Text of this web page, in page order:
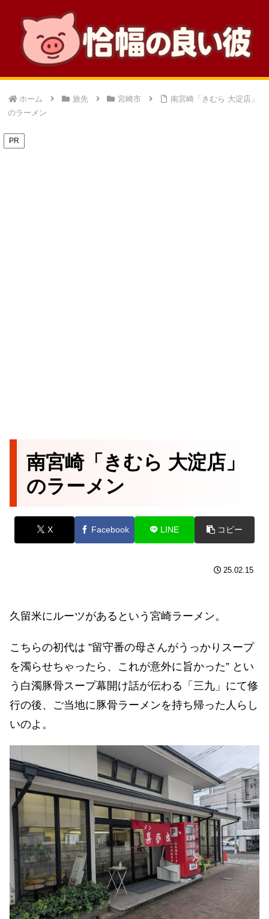
ホーム 旅先 宮崎市
南宮崎「きむら 大淀店」
のラーメン
PR
南宮崎「きむら 大淀店」
のラーメン
X Facebook LINE コピー
25.02.15
久留米にルーツがあるという宮崎ラーメン。
こちらの初代は ”留守番の母さんがうっかりスープ
を濁らせちゃったら、これが意外に旨かった” とい
う白濁豚骨スープ幕開け話が伝わる「三九」にて修
行の後、ご当地に豚骨ラーメンを持ち帰った人らし
いのよ。